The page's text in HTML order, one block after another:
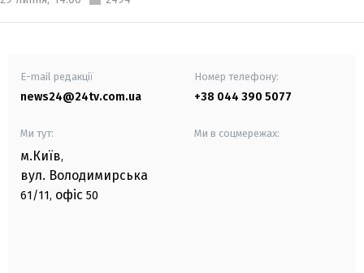
E-mail редакції
news24@24tv.com.ua
Номер телефону:
+38 044 390 5077
Ми тут:
м.Київ,
вул. Володимирська
61/11, офіс 50
Ми в соцмережах: